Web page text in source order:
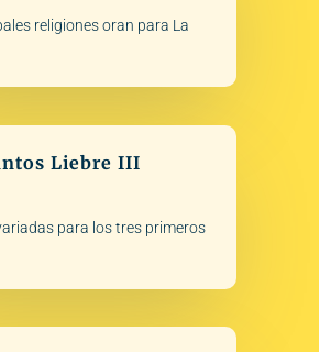
religiones oran para La
Liebre III
para los tres primeros